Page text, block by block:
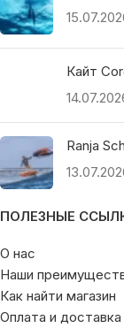
Кайт
Ranja
ПОЛЕЗНЫЕ
О нас
Наши
Как найти магазин
Оплата и доставка